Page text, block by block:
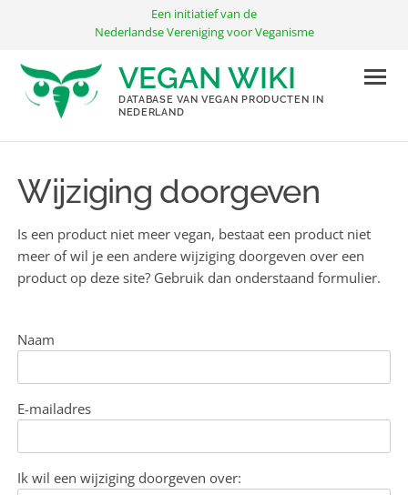
inhoud
Een initiatief van de
Nederlandse Vereniging voor Veganisme
VEGAN WIKI
DATABASE VAN VEGAN PRODUCTEN IN
NEDERLAND
Wijziging doorgeven
Is een product niet meer vegan, bestaat een product niet
meer of wil je een andere wijziging doorgeven over een
product op deze site? Gebruik dan onderstaand formulier.
Naam
E-mailadres
Ik wil een wijziging doorgeven over: